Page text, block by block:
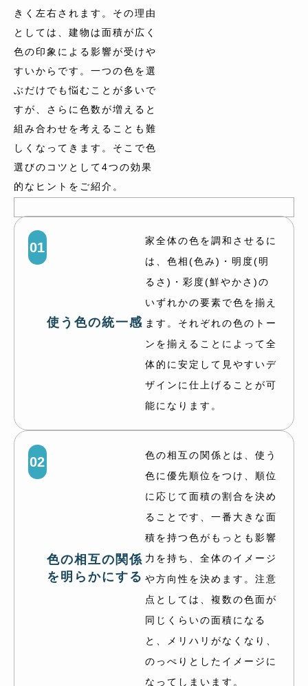
きく左右されます。その理由
としては、建物は面積が広く
色の印象による影響が受けや
すいからです。一つの色を選
ぶだけでも悩むことが多いで
すが、さらに色数が増えると
組み合わせを考えることも難
しくなってきます。そこで色
選びのコツとして4つの効果
的なヒントをご紹介。
01
使う色の統一感
家全体の色を調和させるに
は、色相(色み)・明度(明
るさ)・彩度(鮮やかさ)の
いずれかの要素で色を揃え
ます。それぞれの色のトー
ンを揃えることによって全
体的に安定して見やすいデ
ザインに仕上げることが可
能になります。
02
色の相互の関係
を明らかにする
色の相互の関係とは、使う
色に優先順位をつけ、順位
に応じて面積の割合を決め
ることです、一番大きな面
積を持つ色がもっとも影響
力を持ち、全体のイメージ
や方向性を決めます。注意
点としては、複数の色面が
同じくらいの面積になる
と、メリハリがなくなり、
のっぺりとしたイメージに
なってしまいます。